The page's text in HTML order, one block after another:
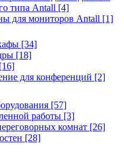
типа Antall [4]
для мониторов Antall [1]
[34]
[18]
[16]
для конференций [2]
[57]
работы [3]
комнат [26]
[28]